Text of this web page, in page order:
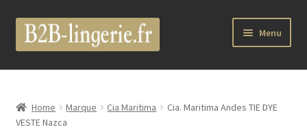
Aller
Aller
au
Menu
B2B Lingerie Site Officiel
Wholesale Registration Page
Home Marque Cia Maritima
Cia. Maritima Andes TIE DYE
VESTE Nazca